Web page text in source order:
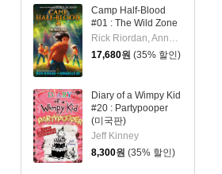
Camp Half-Blood
#01 : The Wild Zone
Rick Riordan, Annabelle Oh
17,680원 (35% 할인)
Diary of a Wimpy Kid
#20 : Partypooper
(미국판)
Jeff Kinney
8,300원 (35% 할인)